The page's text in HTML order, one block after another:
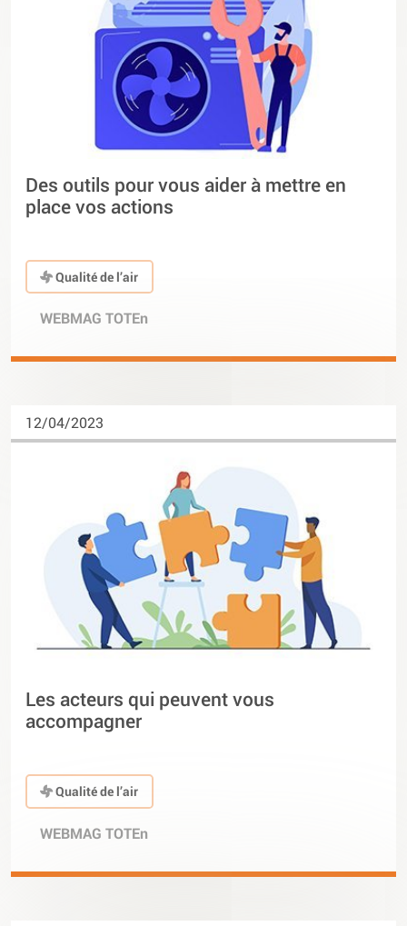
Des outils pour vous aider à mettre en
place vos actions
Qualité de l’air
WEBMAG TOTEn
12/04/2023
Les acteurs qui peuvent vous
accompagner
Qualité de l’air
WEBMAG TOTEn